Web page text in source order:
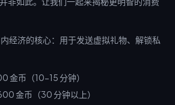
经济的核心：用于发送虚拟礼物、解锁私
金币（10-15 分钟）
金币（30 分钟以上）